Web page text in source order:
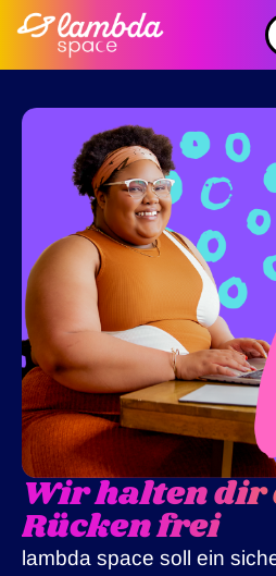
Wir halten dir
Rücken frei
lambda space soll ein